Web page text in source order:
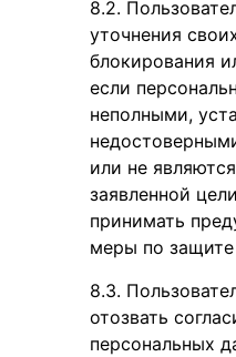
уточнения
блокирования
если
неполными,
или не являются
заявленной
принимать
меры по защите
отозвать
персональных